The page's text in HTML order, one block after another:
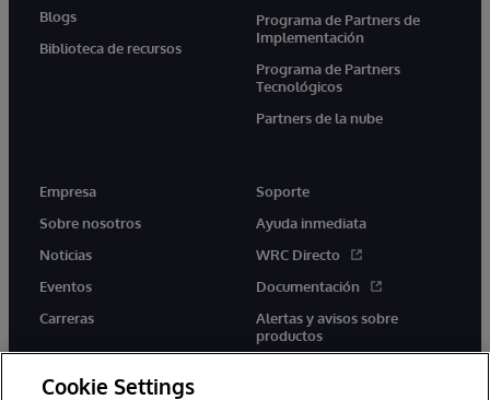
Blogs
Biblioteca de recursos
Programa de Partners de
Implementación
Programa de Partners
Tecnológicos
Partners de la nube
Empresa
Sobre nosotros
Noticias
Eventos
Carreras
Soporte
Ayuda inmediata
WRC Directo
Documentación
Alertas y avisos sobre
productos
Cookie Settings